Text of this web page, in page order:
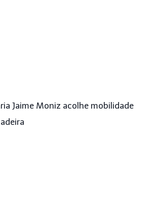
Jaime Moniz acolhe mobilidade